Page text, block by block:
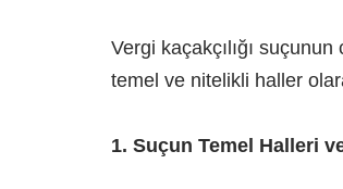
Vergi kaçakçılığı
temel ve nitelikli haller
1. Suçun Temel Halleri